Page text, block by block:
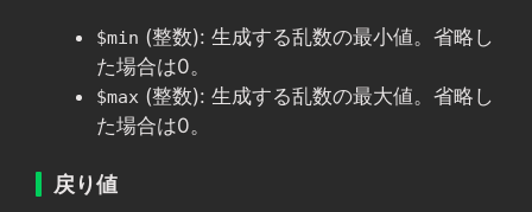
$min (整数): 生成する乱数の最小値。省略し
た場合は0。
$max (整数): 生成する乱数の最大値。省略し
た場合は0。
戻り値